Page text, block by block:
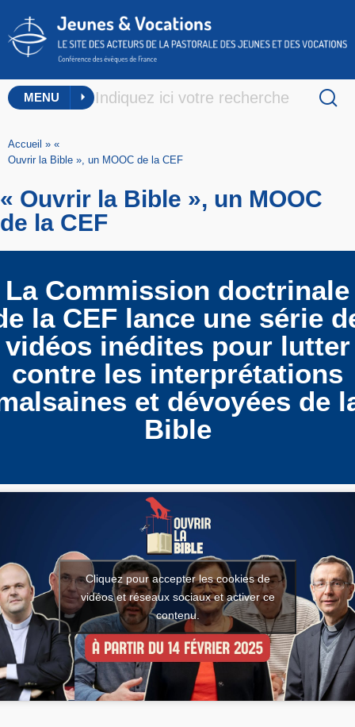
MENU
Accueil » «
Ouvrir la Bible », un MOOC de la CEF
« Ouvrir la Bible », un MOOC
de la CEF
La Commission doctrinale
la CEF lance une série
vidéos inédites pour lutter
contre les interprétations
et dévoyées de
Bible
Cliquez pour accepter les cookies de
vidéos et réseaux sociaux et activer ce
contenu.